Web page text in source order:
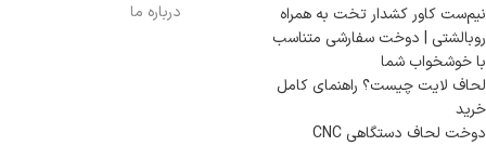
نیم‌ست کاور کشدار تخت به همراه
روبالشتی | دوخت سفارشی متناسب
با خوشخواب شما
لحاف لایت چیست؟ راهنمای کامل
خرید
دوخت لحاف دستگاهی CNC
درباره ما